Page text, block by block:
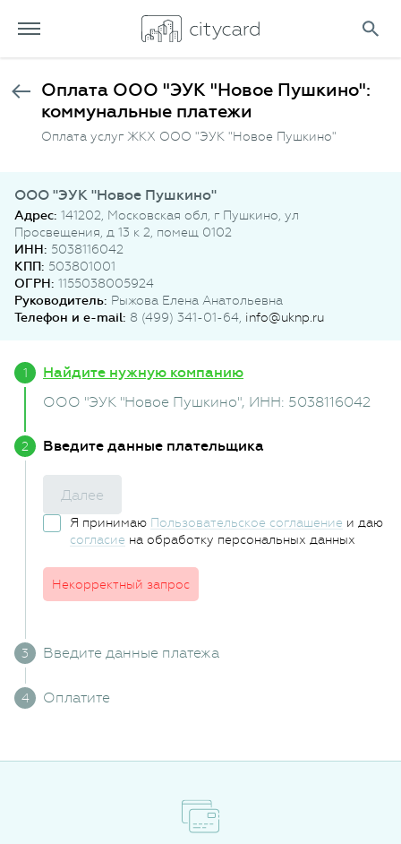
Оплата ООО "ЭУК "Новое Пушкино":
коммунальные платежи
Оплата услуг ЖКХ ООО "ЭУК "Новое Пушкино"
ООО "ЭУК "Новое Пушкино"
Адрес: 141202, Московская обл, г Пушкино, ул
Просвещения, д 13 к 2, помещ 0102
ИНН: 5038116042
КПП: 503801001
ОГРН: 1155038005924
Руководитель: Рыжова Елена Анатольевна
Телефон и e-mail: 8 (499) 341-01-64, info@uknp.ru
Найдите нужную компанию
ООО "ЭУК "Новое Пушкино", ИНН: 5038116042
Введите данные плательщика
Далее
Я принимаю Пользовательское соглашение и даю
согласие на обработку персональных данных
Некорректный запрос
Введите данные платежа
Оплатите